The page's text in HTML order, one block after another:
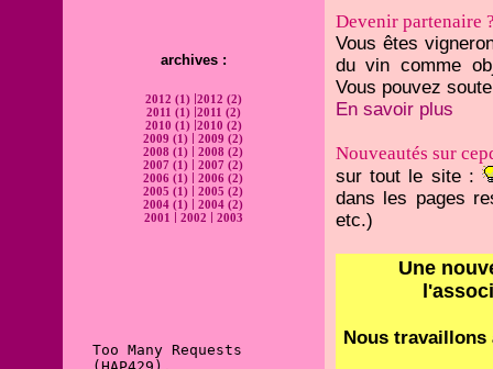
archives :
2012 (1) |2012 (2)
2011 (1) |2011 (2)
2010 (1) |2010 (2)
2009 (1) | 2009 (2)
2008 (1) | 2008 (2)
2007 (1) | 2007 (2)
2006 (1) | 2006 (2)
2005 (1) | 2005 (2)
2004 (1) | 2004 (2)
2001
| 2002 | 2003
Devenir partenaire
Vous êtes
du vin comme
Vous pouvez
En savoir plus
Nouveautés sur
sur tout le site :
dans les pages
etc.)
Une
Nous travaillons